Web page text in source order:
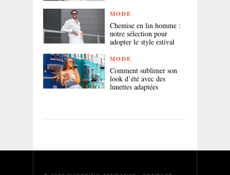
MODE
Chemise en lin homme :
notre sélection pour
adopter le style estival
MODE
Comment sublimer son
look d’été avec des
lunettes adaptées